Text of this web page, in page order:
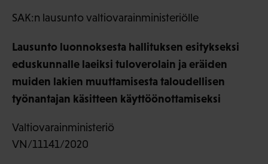
SAK:n lausunto valtiovarainministeriölle
Lausunto luonnoksesta hallituksen esitykseksi
eduskunnalle laeiksi tuloverolain ja eräiden
muiden lakien muuttamisesta taloudellisen
työnantajan käsitteen käyttöönottamiseksi
Valtiovarainministeriö
VN/11141/2020